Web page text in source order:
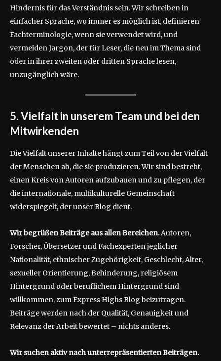
Hindernis für das Verständnis sein. Wir schreiben in
einfacher Sprache, wo immer es möglich ist, definieren
Fachterminologie, wenn sie verwendet wird, und
vermeiden Jargon, der für Leser, die neu im Thema sind
oder in ihrer zweiten oder dritten Sprache lesen,
unzugänglich wäre.
5. Vielfalt in unserem Team und bei den
Mitwirkenden
Die Vielfalt unserer Inhalte hängt zum Teil von der Vielfalt
der Menschen ab, die sie produzieren. Wir sind bestrebt,
einen Kreis von Autoren aufzubauen und zu pflegen, der
die internationale, multikulturelle Gemeinschaft
widerspiegelt, der unser Blog dient.
Wir begrüßen Beiträge aus allen Bereichen.Autoren,
Forscher, Übersetzer und Fachexperten jeglicher
Nationalität, ethnischer Zugehörigkeit, Geschlecht, Alter,
sexueller Orientierung, Behinderung, religiösem
Hintergrund oder beruflichem Hintergrund sind
willkommen, zum Express Highs Blog beizutragen.
Beiträge werden nach der Qualität, Genauigkeit und
Relevanz der Arbeit bewertet – nichts anderes.
Wir suchen aktiv nach unterrepräsentierten Beiträgen.